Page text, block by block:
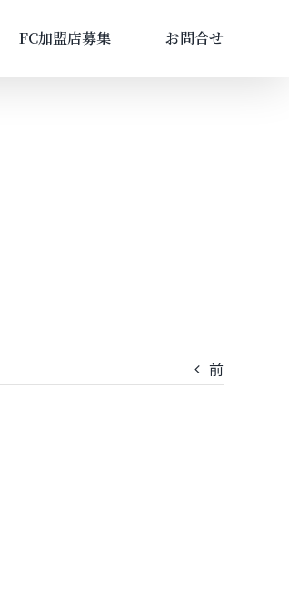
FC加盟店募集 お問合せ
前